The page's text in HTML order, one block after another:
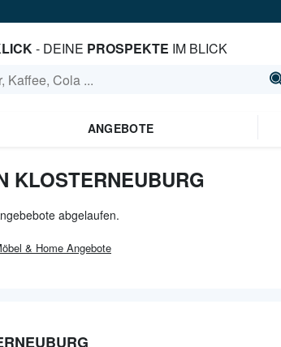
- DEINE PROSPEKTE IM BLICK
ANGEBOTE
KLOSTERNEUBURG
abgelaufen.
& Home Angebote